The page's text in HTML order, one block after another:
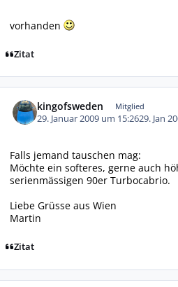
vorhanden
Zitat
kingofsweden Mitglied
29. Januar 2009 um 15:2629. Jan
Falls jemand tauschen mag:
Möchte ein softeres, gerne auch
serienmässigen 90er Turbocabrio.
Liebe Grüsse aus Wien
Martin
Zitat